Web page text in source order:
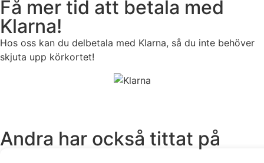
Få mer tid att betala med
Klarna!
Hos oss kan du delbetala med Klarna, så du inte behöver
skjuta upp körkortet!
Andra har också tittat på